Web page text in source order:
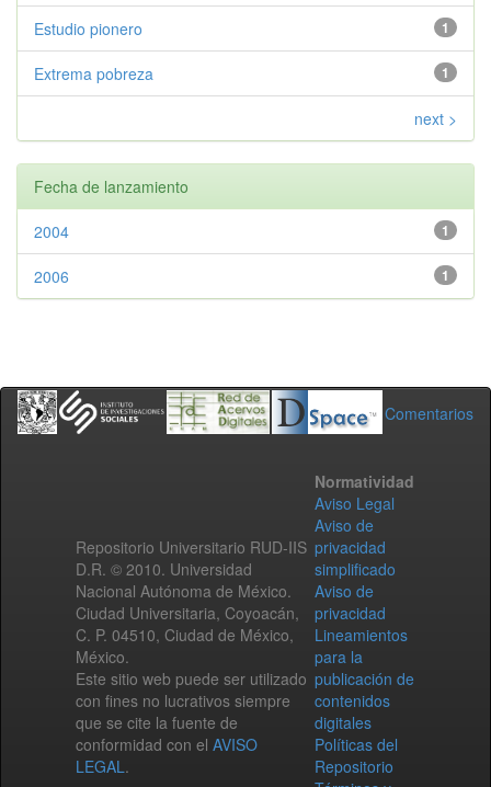
1
Estudio pionero
1
Extrema pobreza
next >
Fecha de lanzamiento
1
2004
1
2006
Comentarios
Repositorio Universitario RUD-IIS
D.R. © 2010. Universidad
Nacional Autónoma de México.
Ciudad Universitaria, Coyoacán,
C. P. 04510, Ciudad de México,
México.
Este sitio web puede ser utilizado
con fines no lucrativos siempre
que se cite la fuente de
conformidad con el AVISO
LEGAL.
Normatividad
Aviso Legal
Aviso de
privacidad
simplificado
Aviso de
privacidad
Lineamientos
para la
publicación de
contenidos
digitales
Políticas del
Repositorio